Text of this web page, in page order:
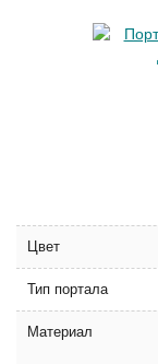
Цвет
Тип портала
Материал